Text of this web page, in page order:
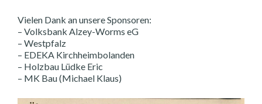
Vielen Dank an unsere Sponsoren:
– Volksbank Alzey-Worms eG
– Westpfalz
– EDEKA Kirchheimbolanden
– Holzbau Lüdke Eric
– MK Bau (Michael Klaus)